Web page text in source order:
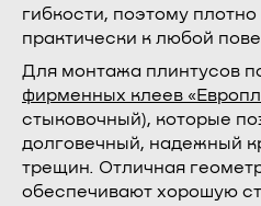
гибкости, поэтому
практически к любой
Для монтажа плинтусов
фирменных клеев
стыковочный), которые
долговечный, надежный
трещин. Отличная
обеспечивают хорошую